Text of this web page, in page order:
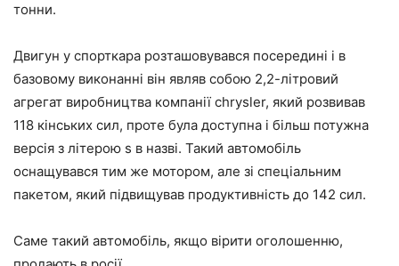
тонни.
Двигун у спорткара розташовувався посередині і в
базовому виконанні він являв собою 2,2-літровий
агрегат виробництва компанії chrysler, який розвивав
118 кінських сил, проте була доступна і більш потужна
версія з літерою s в назві. Такий автомобіль
оснащувався тим же мотором, але зі спеціальним
пакетом, який підвищував продуктивність до 142 сил.
Саме такий автомобіль, якщо вірити оголошенню,